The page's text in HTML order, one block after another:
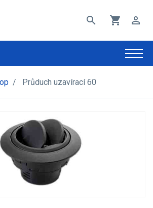
search shopping_cart perm_identity
/ Průduch uzavírací 60